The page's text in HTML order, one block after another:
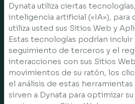
Dynata utiliza ciertas
inteligencia artificial («IA»),
utiliza usted sus Sitios Web y
Estas tecnologías podrían
seguimiento de terceros y el
interacciones con sus Sitios
movimientos de su ratón, los
el análisis de estas
sirven a Dynata para optimizar